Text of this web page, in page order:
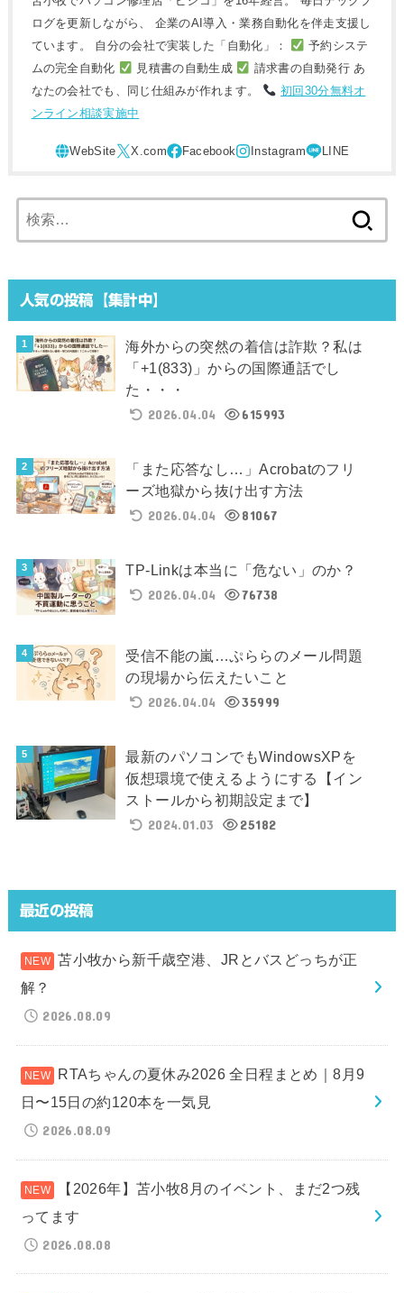
ログを更新しながら、 企業のAI導入・業務自動化を伴走支援し
ています。 自分の会社で実装した「自動化」：
予約システ
ムの完全自動化
見積書の自動生成
請求書の自動発行 あ
なたの会社でも、同じ仕組みが作れます。
初回30分無料オ
ンライン相談実施中
索:
人気の投稿【集計中】
海外からの突然の着信は詐欺？私は
「+1(833)」からの国際通話でし
た・・・
2026.04.04
615993
「また応答なし…」Acrobatのフリ
ーズ地獄から抜け出す方法
2026.04.04
81067
TP-Linkは本当に「危ない」のか？
2026.04.04
76738
受信不能の嵐…ぷららのメール問題
の現場から伝えたいこと
2026.04.04
35999
最新のパソコンでもWindowsXPを
仮想環境で使えるようにする【イン
ストールから初期設定まで】
2024.01.03
25182
最近の投稿
苫小牧から新千歳空港、JRとバスどっちが正
解？
2026.08.09
RTAちゃんの夏休み2026 全日程まとめ｜8月9
日〜15日の約120本を一気見
2026.08.09
【2026年】苫小牧8月のイベント、まだ2つ残
ってます
2026.08.08